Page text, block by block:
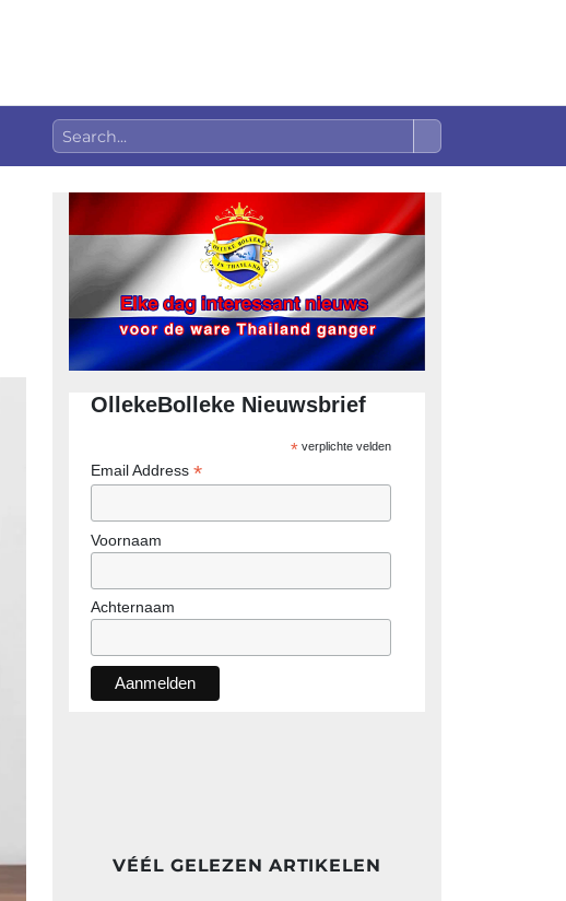
OllekeBolleke Nieuwsbrief
*verplichte velden
Email Address *
Voornaam
Achternaam
VÉÉL GELEZEN ARTIKELEN